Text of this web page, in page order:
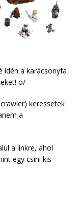
idén a karácsonyfa
o/
keressetek
a
a linkre, ahol
egy csini kis